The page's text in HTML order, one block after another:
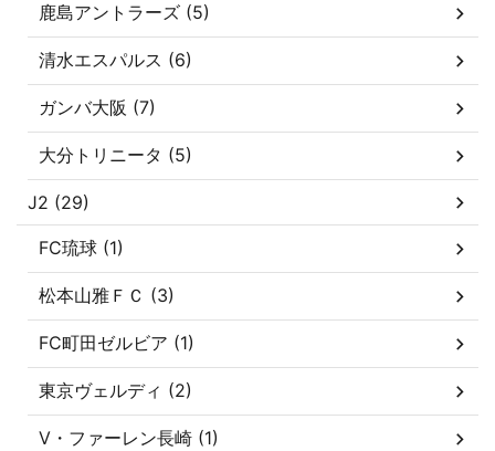
鹿島アントラーズ (5)
清水エスパルス (6)
ガンバ大阪 (7)
大分トリニータ (5)
J2 (29)
FC琉球 (1)
松本山雅ＦＣ (3)
FC町田ゼルビア (1)
東京ヴェルディ (2)
V・ファーレン長崎 (1)